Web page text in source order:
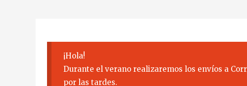
¡Hola!
Durante el verano realizaremos los envíos a
por las tardes.